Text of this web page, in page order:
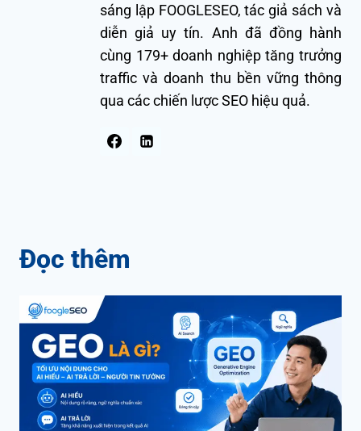
sáng lập FOOGLESEO, tác giả sách và
diễn giả uy tín. Anh đã đồng hành
cùng 179+ doanh nghiệp tăng trưởng
traffic và doanh thu bền vững thông
qua các chiến lược SEO hiệu quả.
Đọc thêm